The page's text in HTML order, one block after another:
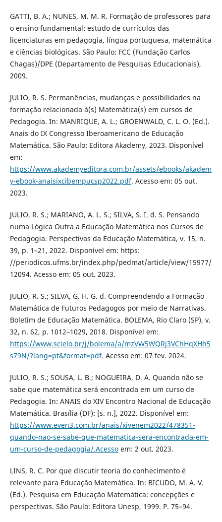
GATTI, B. A.; NUNES, M. M. R. Formação de professores para
o ensino fundamental: estudo de currículos das
licenciaturas em pedagogia, língua portuguesa, matemática
e ciências biológicas. São Paulo: FCC (Fundação Carlos
Chagas)/DPE (Departamento de Pesquisas Educacionais),
2009.
JULIO, R. S. Permanências, mudanças e possibilidades na
formação relacionada `a(s) Matemática(s) em cursos de
Pedagogia. In: MANRIQUE, A. L.; GROENWALD, C. L. O. (Ed.).
Anais do IX Congresso Iberoamericano de Educação
Matemática. São Paulo: Editora Akademy, 2023. Disponível
em:
https://www.akademyeditora.com.br/assets/ebooks/akadem
y-ebook-anaisixcibempucsp2022.pdf. Acesso em: 05 out.
2023.
JULIO, R. S.; MARIANO, A. L. S.; SILVA, S. I. d. S. Pensando
numa Lógica Outra a Educação Matemática nos Cursos de
Pedagogia. Perspectivas da Educação Matemática, v. 15, n.
39, p. 1–21, 2022. Disponível em: https:
//periodicos.ufms.br/index.php/pedmat/article/view/15977/
12094. Acesso em: 05 out. 2023.
JULIO, R. S.; SILVA, G. H. G. d. Compreendendo a Formação
Matemática de Futuros Pedagogos por meio de Narrativas.
Boletim de Educação Matemática. BOLEMA, Rio Claro (SP), v.
32, n. 62, p. 1012–1029, 2018. Disponível em:
https://www.scielo.br/j/bolema/a/mzVW5WQRj3VChHqXHh5
s79N/?lang=pt&format=pdf. Acesso em: 07 fev. 2024.
JULIO, R. S.; SOUSA, L. B.; NOGUEIRA, D. A. Quando não se
sabe que matemática será encontrada em um curso de
Pedagogia. In: ANAIS do XIV Encontro Nacional de Educação
Matemática. Brasília (DF): [s. n.], 2022. Disponível em:
https://www.even3.com.br/anais/xivenem2022/478351-
quando-nao-se-sabe-que-matematica-sera-encontrada-em-
um-curso-de-pedagogia/.Acessoem: 2 out. 2023.
LINS, R. C. Por que discutir teoria do conhecimento é
relevante para Educação Matemática. In: BICUDO, M. A. V.
(Ed.). Pesquisa em Educação Matemática: concepções e
perspectivas. São Paulo: Editora Unesp, 1999. P. 75–94.